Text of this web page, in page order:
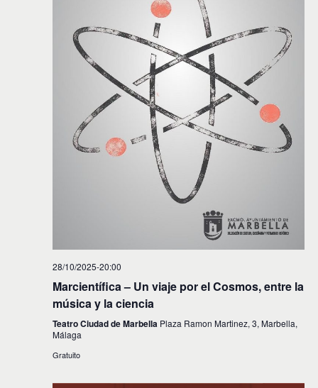
28/10/2025-20:00
Marcientífica – Un viaje por el Cosmos, entre la
música y la ciencia
Teatro Ciudad de Marbella Plaza Ramon Martinez, 3, Marbella,
Málaga
Gratuito